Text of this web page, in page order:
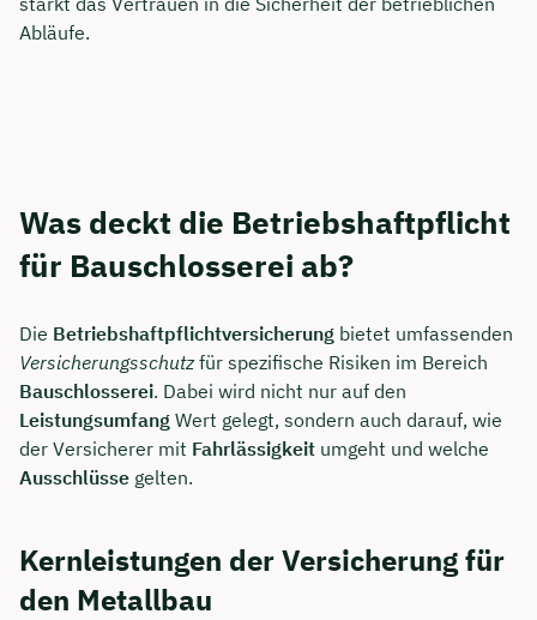
Abläufe.
Was deckt die Betriebshaftpflicht
für Bauschlosserei ab?
Die Betriebshaftpflichtversicherung bietet umfassenden
Versicherungsschutzfür spezifische Risiken im Bereich
Bauschlosserei. Dabei wird nicht nur auf den
Leistungsumfang Wert gelegt, sondern auch darauf, wie
der Versicherer mit Fahrlässigkeit umgeht und welche
Ausschlüsse gelten.
Kernleistungen der Versicherung für
den Metallbau